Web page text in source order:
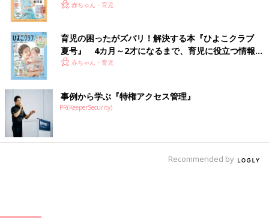
赤ちゃん・育児
育児の困ったがズバリ！解決する本『ひよこクラブ
夏号』 4カ月～2才になるまで、育児に役立つ情報が
いっぱい！
赤ちゃん・育児
事例から学ぶ『特権アクセス管理』
PR(KeeperSecurity)
Recommended by